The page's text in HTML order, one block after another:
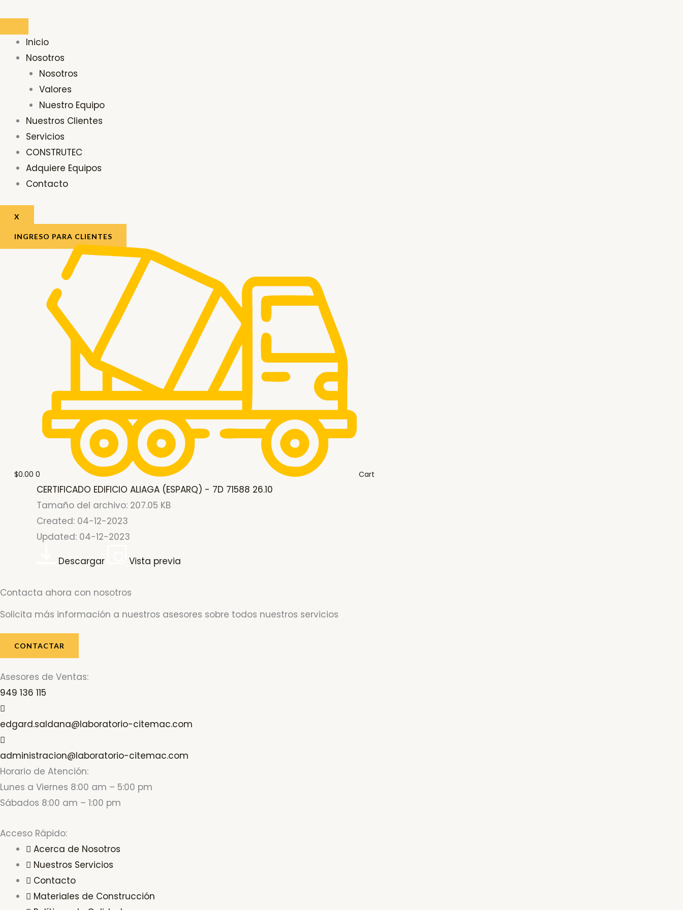
contenido
Inicio
Nosotros
Nosotros
Valores
Nuestro Equipo
Nuestros Clientes
Servicios
CONSTRUTEC
Adquiere Equipos
Contacto
X
INGRESO PARA CLIENTES
$0.00 0 Cart
CERTIFICADO EDIFICIO ALIAGA (ESPARQ) - 7D 71588 26.10
Tamaño del archivo: 207.05 KB
Created: 04-12-2023
Updated: 04-12-2023
Descargar
Vista previa
Contacta ahora con nosotros
Solicita más información a nuestros asesores sobre todos nuestros servicios
CONTACTAR
Asesores de Ventas:
949 136 115
edgard.saldana@laboratorio-citemac.com
administracion@laboratorio-citemac.com
Horario de Atención:
Lunes a Viernes 8:00 am – 5:00 pm
Sábados 8:00 am – 1:00 pm
Acceso Rápido:
Acerca de Nosotros
Nuestros Servicios
Contacto
Materiales de Construcción